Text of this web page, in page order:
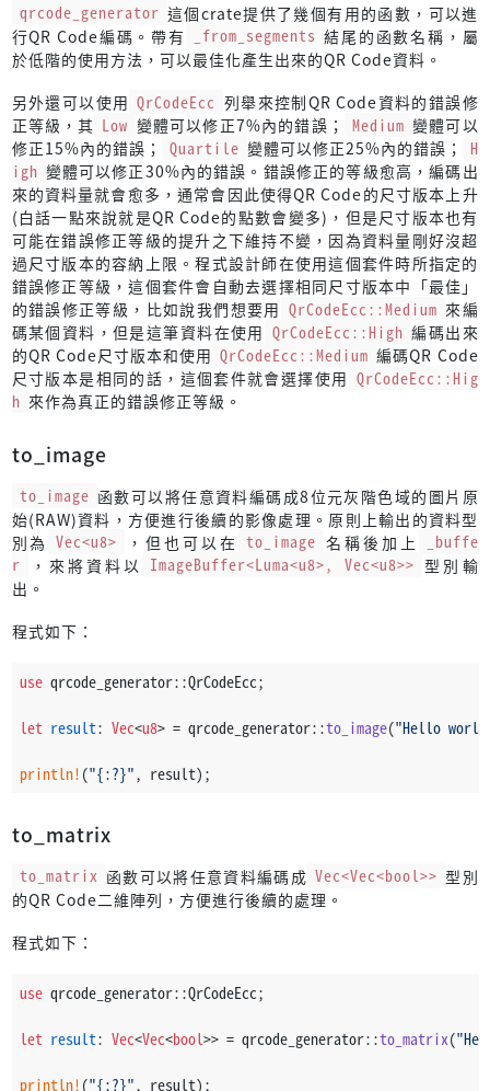
qrcode_generator 這個crate提供了幾個有用的函數，可以進
行QR Code編碼。帶有
_from_segments 結尾的函數名稱，屬
於低階的使用方法，可以最佳化產生出來的QR Code資料。
另外還可以使用 QrCodeEcc 列舉來控制QR Code資料的錯誤修
正等級，其 Low 變體可以修正7%內的錯誤； Medium 變體可以
修正15%內的錯誤；
Quartile 變體可以修正25%內的錯誤；
H
igh 變體可以修正30%內的錯誤。錯誤修正的等級愈高，編碼出
來的資料量就會愈多，通常會因此使得QR Code的尺寸版本上升
(白話一點來說就是QR Code的點數會變多)，但是尺寸版本也有
可能在錯誤修正等級的提升之下維持不變，因為資料量剛好沒超
過尺寸版本的容納上限。程式設計師在使用這個套件時所指定的
錯誤修正等級，這個套件會自動去選擇相同尺寸版本中「最佳」
的錯誤修正等級，比如說我們想要用 QrCodeEcc::Medium 來編
碼某個資料，但是這筆資料在使用 QrCodeEcc::High 編碼出來
的QR Code尺寸版本和使用 QrCodeEcc::Medium 編碼QR Code
尺寸版本是相同的話，這個套件就會選擇使用 QrCodeEcc::Hig
h 來作為真正的錯誤修正等級。
to_image
to_image 函數可以將任意資料編碼成8位元灰階色域的圖片原
始(RAW)資料，方便進行後續的影像處理。原則上輸出的資料型
別為 Vec<u8> ，但也可以在 to_image 名稱後加上
_buffe
r
，來將資料以 ImageBuffer<Luma<u8>, Vec<u8>> 型別輸
出。
程式如下：
use qrcode_generator::QrCodeEcc;
let result: Vec<u8> = qrcode_generator::to_image("Hello
println! ("{:?}", result);
to_matrix
to_matrix 函數可以將任意資料編碼成 Vec<Vec<bool>> 型別
的QR Code二維陣列，方便進行後續的處理。
程式如下：
use qrcode_generator::QrCodeEcc;
let result: Vec<Vec<bool>> = qrcode_generator::to_matrix(
println! ("{:?}", result);